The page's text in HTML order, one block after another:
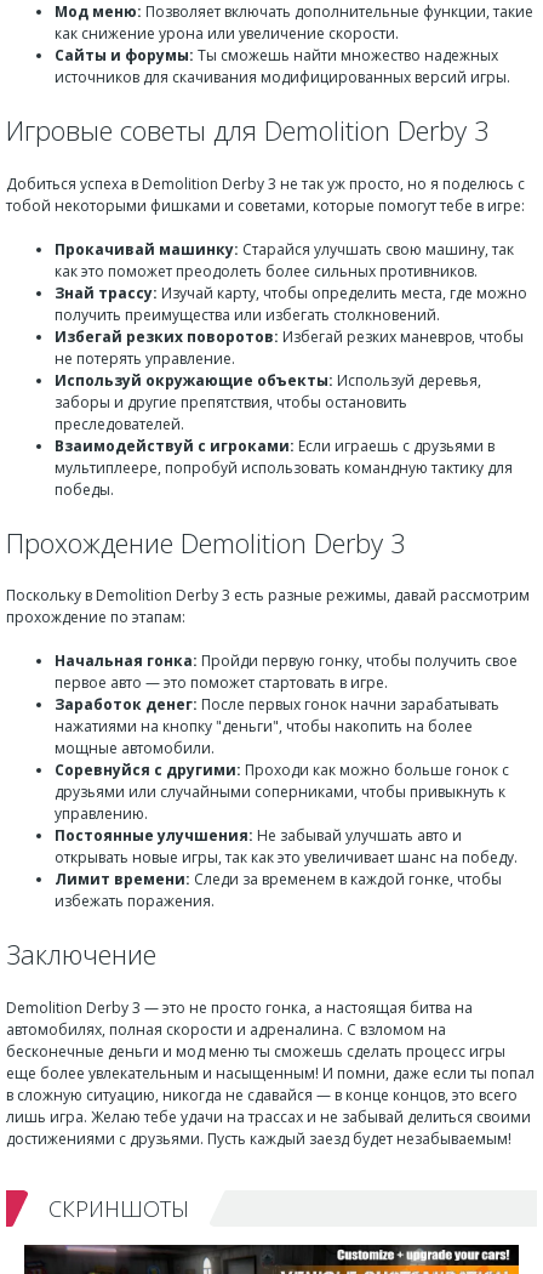
Мод меню: Позволяет включать дополнительные функции, такие
как снижение урона или увеличение скорости.
Сайты и форумы: Ты сможешь найти множество надежных
источников для скачивания модифицированных версий игры.
Игровые советы для Demolition Derby 3
Добиться успеха в Demolition Derby 3 не так уж просто, но я поделюсь с
тобой некоторыми фишками и советами, которые помогут тебе в игре:
Прокачивай машинку: Старайся улучшать свою машину, так
как это поможет преодолеть более сильных противников.
Знай трассу: Изучай карту, чтобы определить места, где можно
получить преимущества или избегать столкновений.
Избегай резких поворотов: Избегай резких маневров, чтобы
не потерять управление.
Используй окружающие объекты: Используй деревья,
заборы и другие препятствия, чтобы остановить
преследователей.
Взаимодействуй с игроками: Если играешь с друзьями в
мультиплеере, попробуй использовать командную тактику для
победы.
Прохождение Demolition Derby 3
Поскольку в Demolition Derby 3 есть разные режимы, давай рассмотрим
прохождение по этапам:
Начальная гонка: Пройди первую гонку, чтобы получить свое
первое авто — это поможет стартовать в игре.
Заработок денег: После первых гонок начни зарабатывать
нажатиями на кнопку "деньги", чтобы накопить на более
мощные автомобили.
Соревнуйся с другими: Проходи как можно больше гонок с
друзьями или случайными соперниками, чтобы привыкнуть к
управлению.
Постоянные улучшения: Не забывай улучшать авто и
открывать новые игры, так как это увеличивает шанс на победу.
Лимит времени: Следи за временем в каждой гонке, чтобы
избежать поражения.
Заключение
Demolition Derby 3 — это не просто гонка, а настоящая битва на
автомобилях, полная скорости и адреналина. С взломом на
бесконечные деньги и мод меню ты сможешь сделать процесс игры
еще более увлекательным и насыщенным! И помни, даже если ты попал
в сложную ситуацию, никогда не сдавайся — в конце концов, это всего
лишь игра. Желаю тебе удачи на трассах и не забывай делиться своими
достижениями с друзьями. Пусть каждый заезд будет незабываемым!
СКРИНШОТЫ